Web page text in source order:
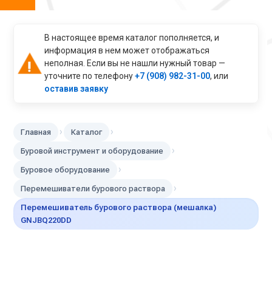
В настоящее время каталог пополняется, и
информация в нем может отображаться
неполная. Если вы не нашли нужный товар —
уточните по телефону+7 (908) 982-31-00, или
оставив заявку
Главная › Каталог ›
Буровой инструмент и оборудование ›
Буровое оборудование ›
Перемешиватели бурового раствора ›
Перемешиватель бурового раствора (мешалка)
GNJBQ220DD